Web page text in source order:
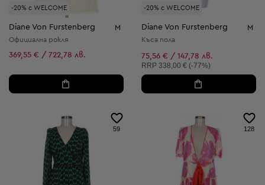
-20% с WELCOME
Diane Von Furstenberg M
Официална рокля
369,55 € / 722,78 лв.
-20% с WELCOME
Diane Von Furstenberg M
Къса пола
75,56 € / 147,78 лв.
Препоръчителна цена:
RRP 338,00 € (-77%)
59 128